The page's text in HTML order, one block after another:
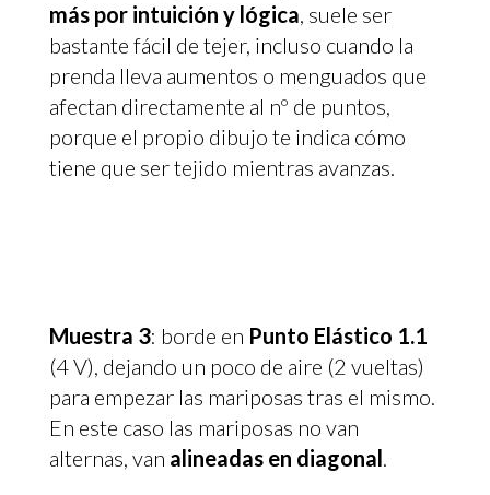
más por intuición y lógica, suele ser
bastante fácil de tejer, incluso cuando la
prenda lleva aumentos o menguados que
afectan directamente al nº de puntos,
porque el propio dibujo te indica cómo
tiene que ser tejido mientras avanzas.
Muestra 3: borde en Punto Elástico 1.1
(4 V), dejando un poco de aire (2 vueltas)
para empezar las mariposas tras el mismo.
En este caso las mariposas no van
alternas, van alineadas en diagonal.